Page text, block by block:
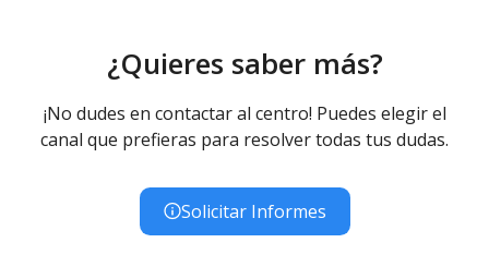
¿Quieres saber más?
¡No dudes en contactar al centro! Puedes elegir el
canal que prefieras para resolver todas tus dudas.
Solicitar Informes